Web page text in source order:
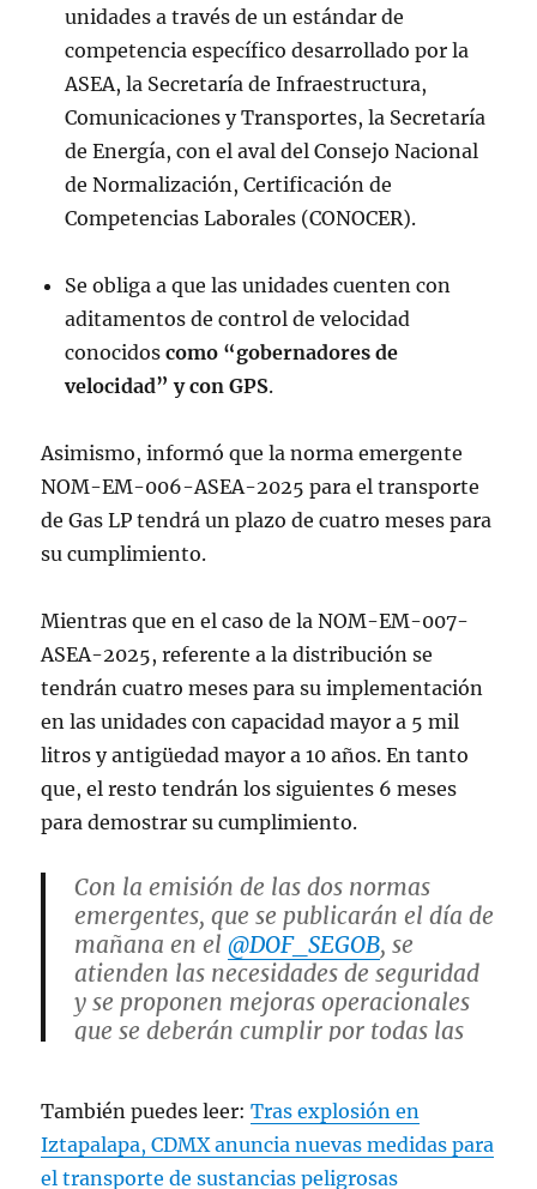
unidades a través de un estándar de
competencia específico desarrollado por la
ASEA, la Secretaría de Infraestructura,
Comunicaciones y Transportes, la Secretaría
de Energía, con el aval del Consejo Nacional
de Normalización, Certificación de
Competencias Laborales (CONOCER).
Se obliga a que las unidades cuenten con
aditamentos de control de velocidad
conocidoscomo “gobernadores de
velocidad” y con GPS.
Asimismo, informó que la norma emergente
NOM-EM-006-ASEA-2025 para el transporte
de Gas LP tendrá un plazo de cuatro meses para
su cumplimiento.
Mientras que en el caso de la NOM-EM-007-
ASEA-2025, referente a la distribución se
tendrán cuatro meses para su implementación
en las unidades con capacidad mayor a 5 mil
litros y antigüedad mayor a 10 años. En tanto
que, el resto tendrán los siguientes 6 meses
para demostrar su cumplimiento.
Con la emisión de las dos normas
emergentes, que se publicarán el día de
mañana en el@DOF_SEGOB, se
atienden las necesidades de seguridad
y se proponen mejoras operacionales
que se deberán cumplir por todas las
pic.twitter.com/WXBtnudVuG
— SENER México (@SENER_mx)
También puedes leer:Tras explosión en
Iztapalapa, CDMX anuncia nuevas medidas para
el transporte de sustancias peligrosas